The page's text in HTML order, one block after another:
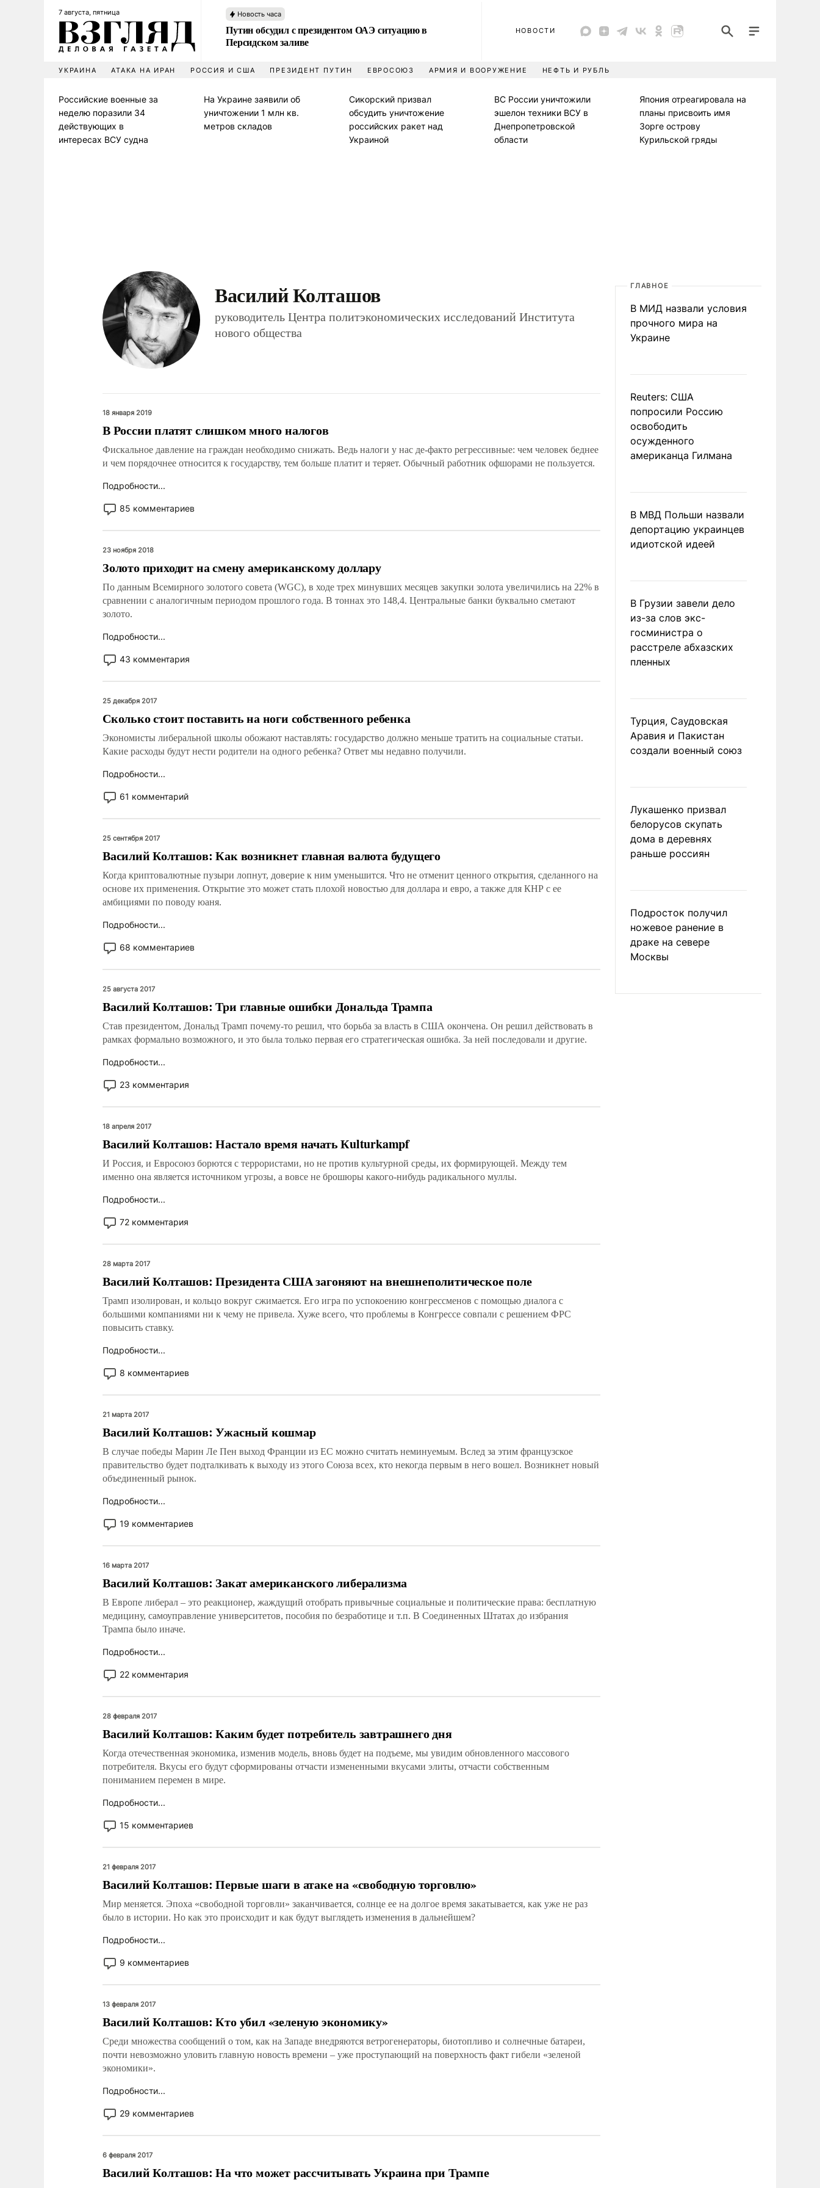
7 августа, пятница Новость часа
Путин обсудил с президентом ОАЭ ситуацию в
Персидском заливе
НОВОСТИ
УКРАИНА АТАКА НА ИРАН РОССИЯ И США ПРЕЗИДЕНТ ПУТИН ЕВРОСОЮЗ АРМИЯ И ВООРУЖЕНИЕ НЕФТЬ И РУБЛЬ
Российские военные за
неделю поразили 34
действующих в
интересах ВСУ судна
На Украине заявили об
уничтожении 1 млн кв.
метров складов
Сикорский призвал
обсудить уничтожение
российских ракет над
Украиной
ВС России уничтожили
эшелон техники ВСУ в
Днепропетровской
области
Япония отреагировала на
планы присвоить имя
Зорге острову
Курильской гряды
Василий Колташов
руководитель Центра политэкономических исследований Института
нового общества
18 января 2019
В России платят слишком много налогов
Фискальное давление на граждан необходимо снижать. Ведь налоги у нас де-факто регрессивные: чем человек беднее
и чем порядочнее относится к государству, тем больше платит и теряет. Обычный работник офшорами не пользуется.
Подробности...
85 комментариев
23 ноября 2018
Золото приходит на смену американскому доллару
По данным Всемирного золотого совета (WGC), в ходе трех минувших месяцев закупки золота увеличились на 22% в
сравнении с аналогичным периодом прошлого года. В тоннах это 148,4. Центральные банки буквально сметают
золото.
Подробности...
43 комментария
25 декабря 2017
Сколько стоит поставить на ноги собственного ребенка
Экономисты либеральной школы обожают наставлять: государство должно меньше тратить на социальные статьи.
Какие расходы будут нести родители на одного ребенка? Ответ мы недавно получили.
Подробности...
61 комментарий
25 сентября 2017
Василий Колташов: Как возникнет главная валюта будущего
Когда криптовалютные пузыри лопнут, доверие к ним уменьшится. Что не отменит ценного открытия, сделанного на
основе их применения. Открытие это может стать плохой новостью для доллара и евро, а также для КНР с ее
амбициями по поводу юаня.
Подробности...
68 комментариев
25 августа 2017
Василий Колташов: Три главные ошибки Дональда Трампа
Став президентом, Дональд Трамп почему-то решил, что борьба за власть в США окончена. Он решил действовать в
рамках формально возможного, и это была только первая его стратегическая ошибка. За ней последовали и другие.
Подробности...
23 комментария
18 апреля 2017
Василий Колташов: Настало время начать Кulturkampf
И Россия, и Евросоюз борются с террористами, но не против культурной среды, их формирующей. Между тем
именно она является источником угрозы, а вовсе не брошюры какого-нибудь радикального муллы.
Подробности...
72 комментария
28 марта 2017
Василий Колташов: Президента США загоняют на внешнеполитическое поле
Трамп изолирован, и кольцо вокруг сжимается. Его игра по успокоению конгрессменов с помощью диалога с
большими компаниями ни к чему не привела. Хуже всего, что проблемы в Конгрессе совпали с решением ФРС
повысить ставку.
Подробности...
8 комментариев
21 марта 2017
Василий Колташов: Ужасный кошмар
В случае победы Марин Ле Пен выход Франции из ЕС можно считать неминуемым. Вслед за этим французское
правительство будет подталкивать к выходу из этого Союза всех, кто некогда первым в него вошел. Возникнет новый
объединенный рынок.
Подробности...
19 комментариев
16 марта 2017
Василий Колташов: Закат американского либерализма
В Европе либерал – это реакционер, жаждущий отобрать привычные социальные и политические права: бесплатную
медицину, самоуправление университетов, пособия по безработице и т.п. В Соединенных Штатах до избрания
Трампа было иначе.
Подробности...
22 комментария
28 февраля 2017
Василий Колташов: Каким будет потребитель завтрашнего дня
Когда отечественная экономика, изменив модель, вновь будет на подъеме, мы увидим обновленного массового
потребителя. Вкусы его будут сформированы отчасти измененными вкусами элиты, отчасти собственным
пониманием перемен в мире.
Подробности...
15 комментариев
21 февраля 2017
Василий Колташов: Первые шаги в атаке на «свободную торговлю»
Мир меняется. Эпоха «свободной торговли» заканчивается, солнце ее на долгое время закатывается, как уже не раз
было в истории. Но как это происходит и как будут выглядеть изменения в дальнейшем?
Подробности...
9 комментариев
13 февраля 2017
Василий Колташов: Кто убил «зеленую экономику»
Среди множества сообщений о том, как на Западе внедряются ветрогенераторы, биотопливо и солнечные батареи,
почти невозможно уловить главную новость времени – уже проступающий на поверхность факт гибели «зеленой
экономики».
Подробности...
29 комментариев
6 февраля 2017
Василий Колташов: На что может рассчитывать Украина при Трампе
ГЛАВНОЕ
В МИД назвали условия
прочного мира на
Украине
Reuters: США
попросили Россию
освободить
осужденного
американца Гилмана
В МВД Польши назвали
депортацию украинцев
идиотской идеей
В Грузии завели дело
из-за слов экс-
госминистра о
расстреле абхазских
пленных
Турция, Саудовская
Аравия и Пакистан
создали военный союз
Лукашенко призвал
белорусов скупать
дома в деревнях
раньше россиян
Подросток получил
ножевое ранение в
драке на севере
Москвы